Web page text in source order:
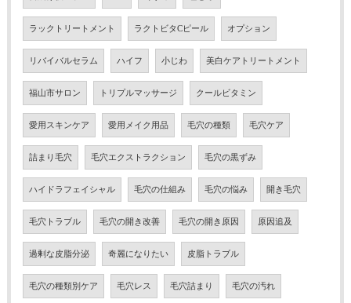
ラックトリートメント ラクトビタCピール オプション
リバイバルセラム ハイフ 小じわ 美白ケアトリートメント
福山市サロン トリプルマッサージ クールビタミン
愛用スキンケア 愛用メイク用品 毛穴の種類 毛穴ケア
詰まり毛穴 毛穴エクストラクション 毛穴の黒ずみ
ハイドラフェイシャル 毛穴の仕組み 毛穴の悩み 開き毛穴
毛穴トラブル 毛穴の開き改善 毛穴の開き原因 原因追及
過剰な皮脂分泌 奇麗になりたい 皮脂トラブル
毛穴の種類別ケア 毛穴レス 毛穴詰まり 毛穴の汚れ